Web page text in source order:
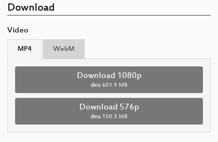
Download
Video
MP4 WebM
Download 1080p
deu 601.9 MB
Download 576p
deu 150.3 MB